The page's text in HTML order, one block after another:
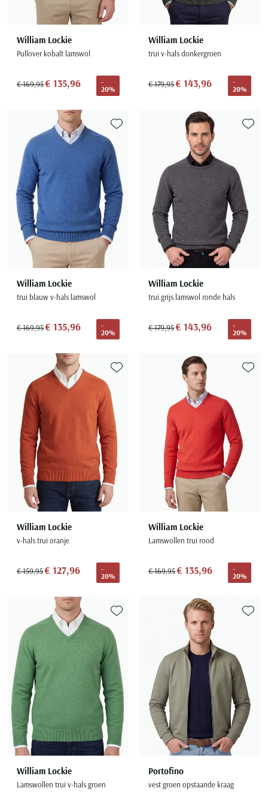
William Lockie
Pullover kobalt lamswol
€ 169,95€ 135,96
-
20%
William Lockie
trui v-hals donkergroen
€ 179,95€ 143,96
-
20%
William Lockie
trui blauw v-hals lamswol
€ 169,95€ 135,96
-
20%
Toevoegen aan favorieten
William Lockie
trui grijs lamswol ronde hals
€ 179,95€ 143,96
-
20%
William Lockie
v-hals trui oranje
€ 159,95€ 127,96
-
20%
Toevoegen aan favorieten
William Lockie
Lamswollen trui rood
€ 169,95€ 135,96
-
20%
William Lockie
Lamswollen trui v-hals groen
Toevoegen aan favorieten
Portofino
vest groen opstaande kraag